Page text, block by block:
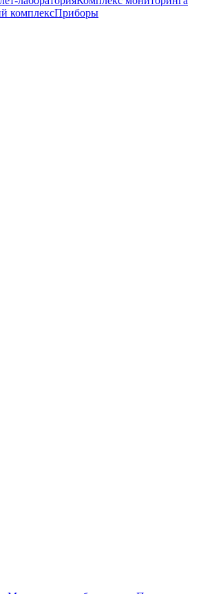
комплексПриборы